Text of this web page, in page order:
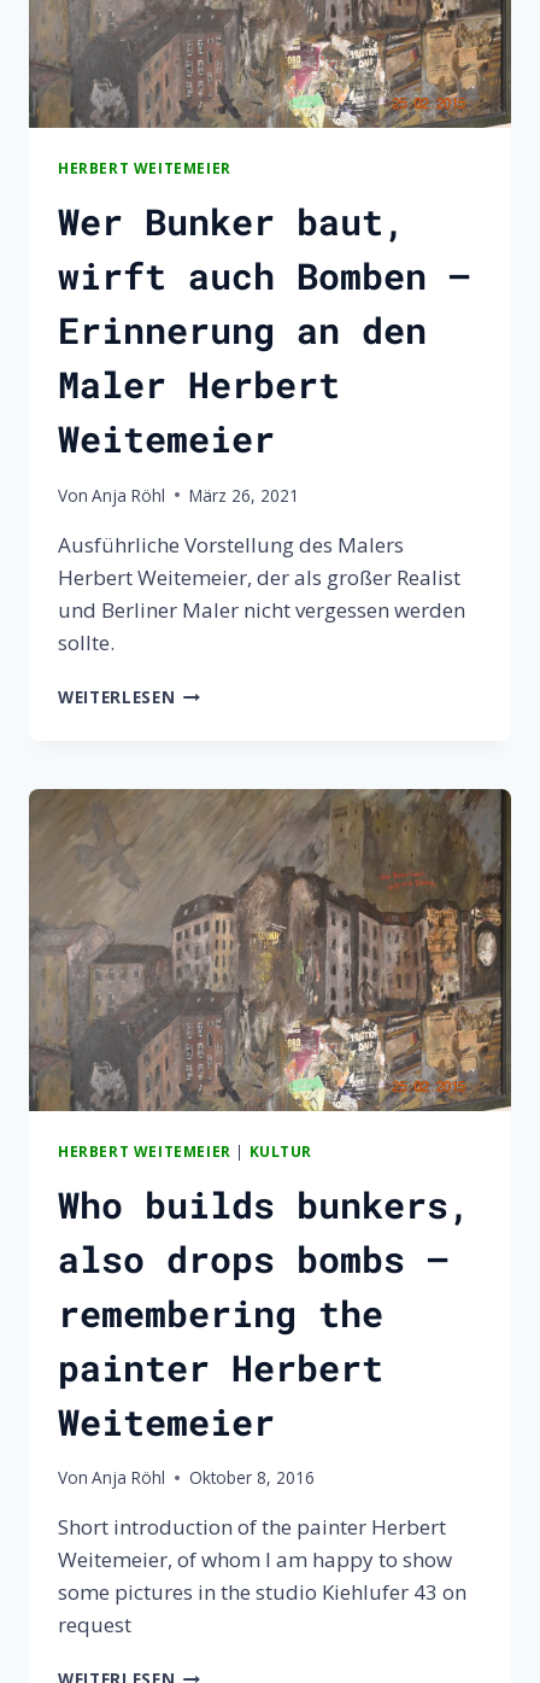
HERBERT WEITEMEIER
Wer Bunker baut,
wirft auch Bomben –
Erinnerung an den
Maler Herbert
Weitemeier
Von Anja Röhl März 26, 2021
Ausführliche Vorstellung des Malers
Herbert Weitemeier, der als großer Realist
und Berliner Maler nicht vergessen werden
sollte.
WEITERLESEN WER
AUCH
BOMBEN
–
ERINNERUNG
AN
DEN
MALER
HERBERT
WEITEMEIER
HERBERT WEITEMEIER | KULTUR
Who builds bunkers,
also drops bombs –
remembering the
painter Herbert
Weitemeier
Von Anja Röhl Oktober 8, 2016
Short introduction of the painter Herbert
Weitemeier, of whom I am happy to show
some pictures in the studio Kiehlufer 43 on
request
WHO